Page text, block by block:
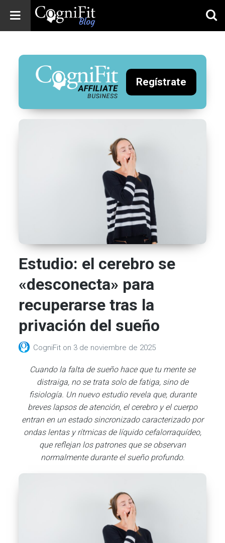
Blog: Brain
Health
News
Brain Training,
Mental Health, and
Wellness
Regístrate
Estudio: el cerebro se
«desconecta» para
recuperarse tras la
privación del sueño
CogniFit on 3 de noviembre de 2025
Cuando la falta de sueño hace que tu mente se
distraiga, no se trata solo de fatiga, sino de
fisiología. Un nuevo estudio revela que, durante
breves lapsos de atención, el cerebro y el cuerpo
entran en un estado sincronizado caracterizado por
ondas lentas y rítmicas de líquido cefalorraquídeo,
que reflejan los patrones que se observan
normalmente durante el sueño profundo.